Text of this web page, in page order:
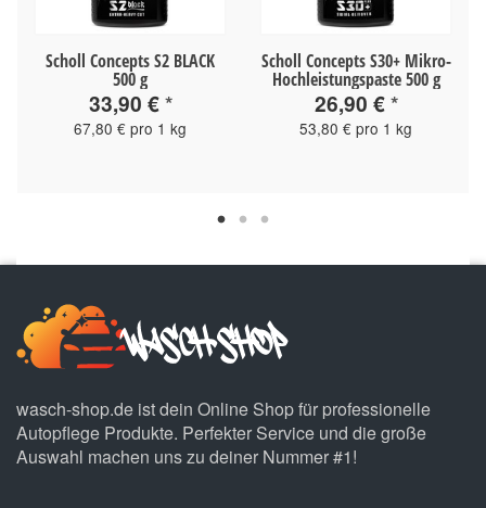
Scholl Concepts S2 BLACK
500 g
33,90 €*
67,80 € pro 1 kg
Scholl Concepts S30+ Mikro-
Hochleistungspaste 500 g
26,90 €*
53,80 € pro 1 kg
wasch-shop.de ist dein Online Shop für professionelle
Autopflege Produkte. Perfekter Service und die große
Auswahl machen uns zu deiner Nummer #1!